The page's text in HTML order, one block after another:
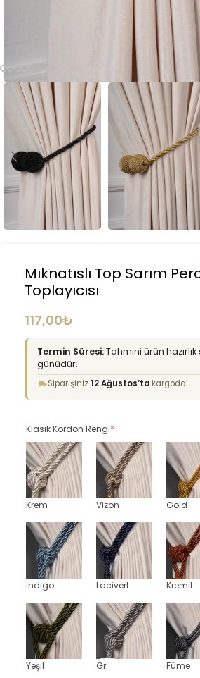
Mıknatıslı Top Sarım
Toplayıcısı
117,00₺
Termin Süresi:Tahmini ürün
günüdür.
Siparişiniz12 Ağustos’ta kargoda!
Klasik Kordon Rengi*
Krem Vizon Gold
İndigo Lacivert Kremit
Yeşil Gri Füme